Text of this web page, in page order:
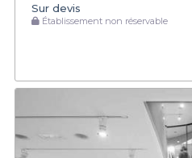
Sur devis
Établissement non réservable